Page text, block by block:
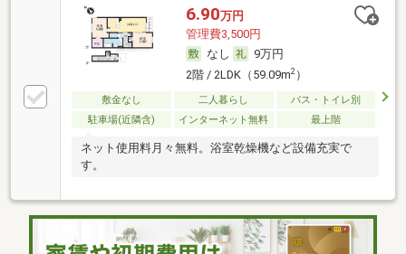
6.90万円
管理費3,500円
なし
9万円
2階 / 2LDK（59.09m2）
敷金なし 二人暮らし
バス・トイレ別
駐車場(近隣含)
インターネット無料 最上階
ネット使用料月々無料。浴室乾燥機など設備充実で
す。